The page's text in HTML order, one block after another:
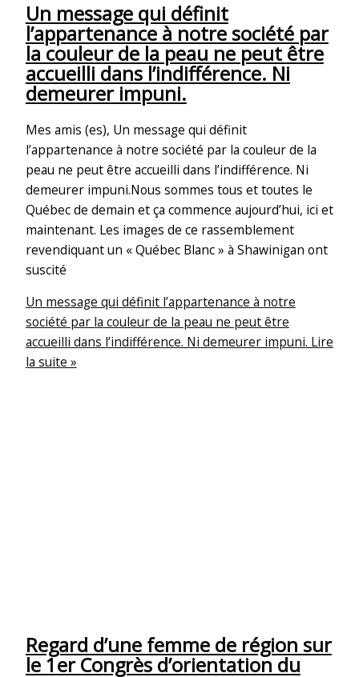
Un message qui définit
l’appartenance à notre société par
la couleur de la peau ne peut être
accueilli dans l’indifférence. Ni
demeurer impuni.
Mes amis (es), Un message qui définit
l’appartenance à notre société par la couleur de la
peau ne peut être accueilli dans l’indifférence. Ni
demeurer impuni.Nous sommes tous et toutes le
Québec de demain et ça commence aujourd’hui, ici et
maintenant. Les images de ce rassemblement
revendiquant un « Québec Blanc » à Shawinigan ont
suscité
Un message qui définit l’appartenance à notre
société par la couleur de la peau ne peut être
accueilli dans l’indifférence. Ni demeurer impuni. Lire
la suite »
Regard d’une femme de région sur
le 1er Congrès d’orientation du